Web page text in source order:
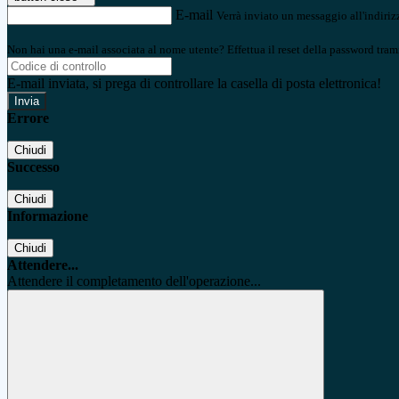
E-mail Verrà inviato un messaggio
Non hai una e-mail associata al nome utente? Effettua il reset della password
E-mail inviata, si prega di controllare la casella di posta elettronica!
Errore
Chiudi
Successo
Chiudi
Informazione
Chiudi
Attendere...
Attendere il completamento dell'operazione...